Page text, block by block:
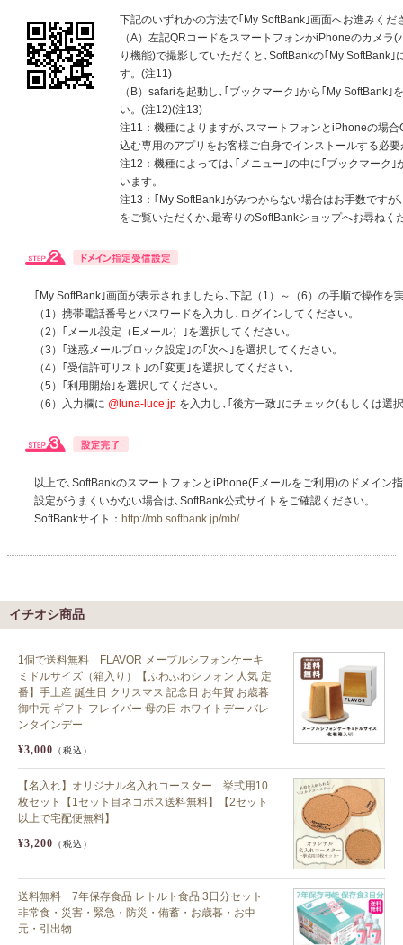
下記のいずれかの方法で｢My SoftBank｣画面へお進みくだ
（A）左記QRコードをスマートフォンかiPhoneのカメラ(
り機能)で撮影していただくと､SoftBankの｢My SoftBank｣
す。(注11)
（B）safariを起動し､｢ブックマーク｣から｢My SoftBank｣
い。(注12)(注13)
注11：機種によりますが､スマートフォンとiPhoneの場合
込む専用のアプリをお客様ご自身でインストールする必
注12：機種によっては､｢メニュー｣の中に｢ブックマーク｣
います。
注13：｢My SoftBank｣がみつからない場合はお手数ですが
をご覧いただくか､最寄りのSoftBankショップへお尋ねく
｢My SoftBank｣画面が表示されましたら､下記（1）～（6）の手順で操作を
（1）携帯電話番号とパスワードを入力し､ログインしてください。
（2）｢メール設定（Eメール）｣を選択してください。
（3）｢迷惑メールブロック設定｣の｢次へ｣を選択してください。
（4）｢受信許可リスト｣の｢変更｣を選択してください。
（5）｢利用開始｣を選択してください。
（6）入力欄に @luna-luce.jp を入力し､｢後方一致｣にチェック(もしくは選
以上で､SoftBankのスマートフォンとiPhone(Eメールをご利用)のドメイン
設定がうまくいかない場合は､SoftBank公式サイトをご確認ください。
SoftBankサイト： http://mb.softbank.jp/mb/
イチオシ商品
1個で送料無料 FLAVOR メープルシフォンケーキ
ミドルサイズ（箱入り）【ふわふわシフォン 人気 定
番】手土産 誕生日 クリスマス 記念日 お年賀 お歳暮
御中元 ギフト フレイバー 母の日 ホワイトデー バレ
ンタインデー
¥3,000 （税込）
【名入れ】オリジナル名入れコースター 挙式用10
枚セット【1セット目ネコポス送料無料】【2セット
以上で宅配便無料】
¥3,200 （税込）
送料無料 7年保存食品 レトルト食品 3日分セット
非常食・災害・緊急・防災・備蓄・お歳暮・お中
元・引出物